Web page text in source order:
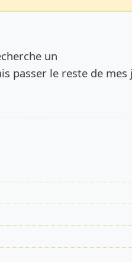
un
passer le reste de mes